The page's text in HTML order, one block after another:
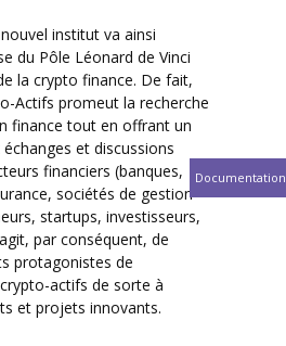
institut va ainsi
du Pôle Léonard de Vinci
la crypto finance. De fait,
Actifs promeut la recherche
finance tout en offrant un
et discussions
financiers (banques,
sociétés de gestion
startups, investisseurs,
par conséquent, de
protagonistes de
actifs de sorte à
et projets innovants.
Documentation